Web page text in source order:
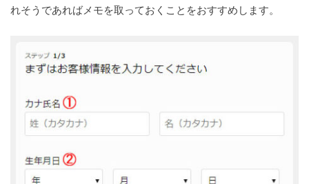
れそうであればメモを取っておくことをおすすめします。